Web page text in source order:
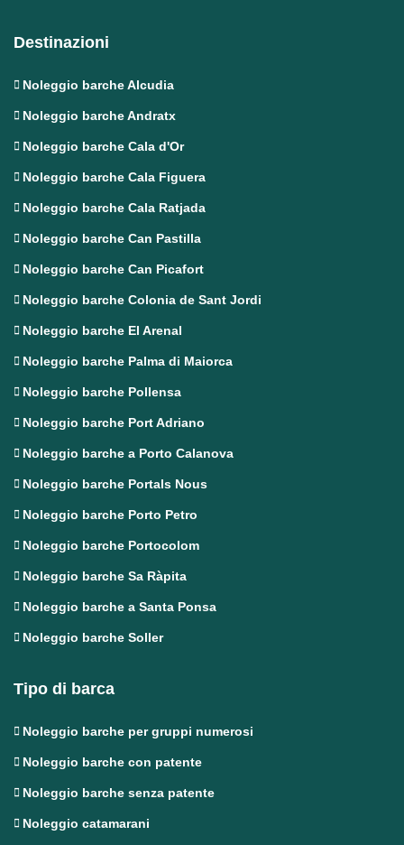
Destinazioni
Noleggio barche Alcudia
Noleggio barche Andratx
Noleggio barche Cala d'Or
Noleggio barche Cala Figuera
Noleggio barche Cala Ratjada
Noleggio barche Can Pastilla
Noleggio barche Can Picafort
Noleggio barche Colonia de Sant Jordi
Noleggio barche El Arenal
Noleggio barche Palma di Maiorca
Noleggio barche Pollensa
Noleggio barche Port Adriano
Noleggio barche a Porto Calanova
Noleggio barche Portals Nous
Noleggio barche Porto Petro
Noleggio barche Portocolom
Noleggio barche Sa Ràpita
Noleggio barche a Santa Ponsa
Noleggio barche Soller
Tipo di barca
Noleggio barche per gruppi numerosi
Noleggio barche con patente
Noleggio barche senza patente
Noleggio catamarani